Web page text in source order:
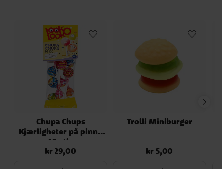
Chupa Chups
Kjærligheter på pinne
10 stk.
Pris:kr 29,00
kr 29,00
Trolli Miniburger
Pris:kr 5,00
kr 5,00